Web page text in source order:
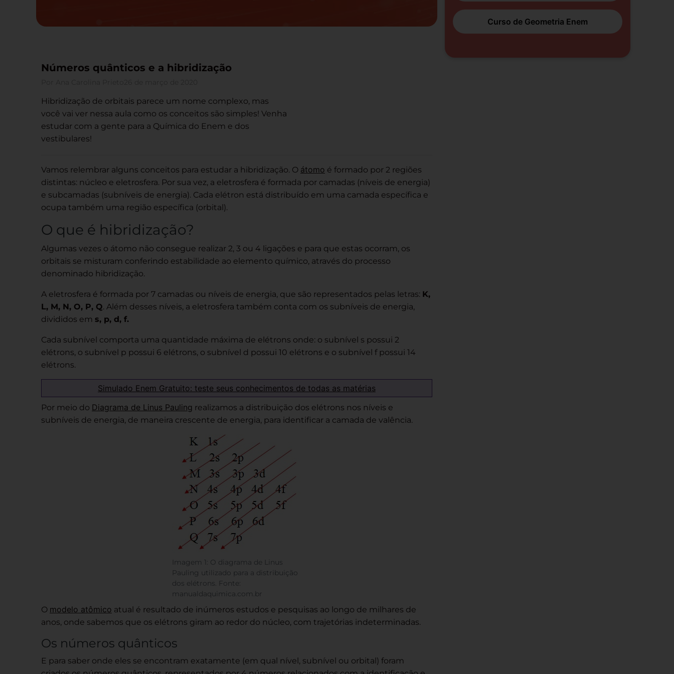
Números quânticos e a hibridização
Hibridização de orbitais parece um nome complexo, mas
você vai ver nessa aula como os conceitos são simples! Venha
estudar com a gente para a Química do Enem e dos
vestibulares!
Vamos relembrar alguns conceitos para estudar a hibridização. O átomo é formado por 2 regiões
distintas: núcleo e eletrosfera. Por sua vez, a eletrosfera é formada por camadas (níveis de energia)
e subcamadas (subníveis de energia). Cada elétron está distribuído em uma camada específica e
ocupa também uma região específica (orbital).
O que é hibridização?
Algumas vezes o átomo não consegue realizar 2, 3 ou 4 ligações e para que estas ocorram, os
orbitais se misturam conferindo estabilidade ao elemento químico, através do processo
denominado hibridização.
A eletrosfera é formada por 7 camadas ou níveis de energia, que são representados pelas letras: K,
L, M, N, O, P, Q. Além desses níveis, a eletrosfera também conta com os subníveis de energia,
divididos em s, p, d, f.
Cada subnível comporta uma quantidade máxima de elétrons onde: o subnível s possui 2
elétrons, o subnível p possui 6 elétrons, o subnível d possui 10 elétrons e o subnível f possui 14
elétrons.
Simulado Enem Gratuito: teste seus conhecimentos de todas as matérias
Por meio do Diagrama de Linus Pauling realizamos a distribuição dos elétrons nos níveis e
subníveis de energia, de maneira crescente de energia, para identificar a camada de valência.
Imagem 1: O diagrama de Linus
Pauling utilizado para a distribuição
dos elétrons. Fonte:
manualdaquimica.com.br
O modelo atômico atual é resultado de inúmeros estudos e pesquisas ao longo de milhares de
anos, onde sabemos que os elétrons giram ao redor do núcleo, com trajetórias indeterminadas.
Os números quânticos
E para saber onde eles se encontram exatamente (em qual nível, subnível ou orbital) foram
Curso de Geometria Enem